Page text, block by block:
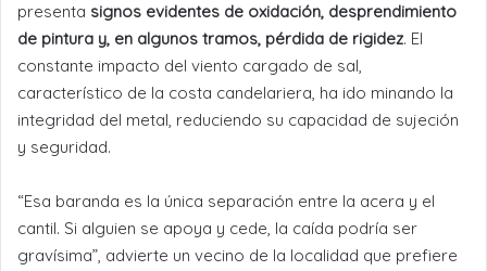
presenta signos evidentes de oxidación, desprendimiento
de pintura y, en algunos tramos, pérdida de rigidez. El
constante impacto del viento cargado de sal,
característico de la costa candelariera, ha ido minando la
integridad del metal, reduciendo su capacidad de sujeción
y seguridad.
“Esa baranda es la única separación entre la acera y el
cantil. Si alguien se apoya y cede, la caída podría ser
gravísima”, advierte un vecino de la localidad que prefiere